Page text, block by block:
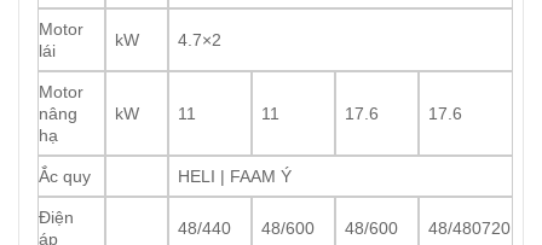
Motor
lái
kW 4.7×2
Motor
nâng
hạ
kW 11 11 17.6 17.6
Ắc quy HELI | FAAM Ý
Điện
áp
48/440 48/600 48/600 48/480720